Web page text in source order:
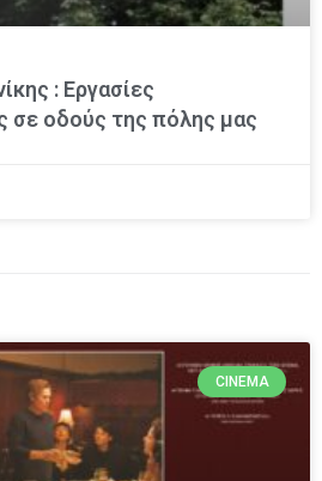
: Εργασίες
σε οδούς της πόλης μας
CINEMA